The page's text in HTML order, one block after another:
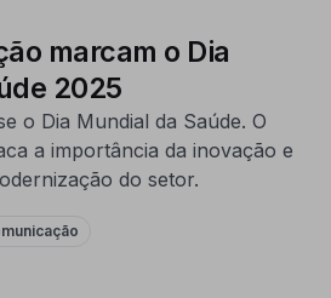
marcam o Dia
2025
o Dia Mundial da Saúde. O
a importância da inovação e
do setor.